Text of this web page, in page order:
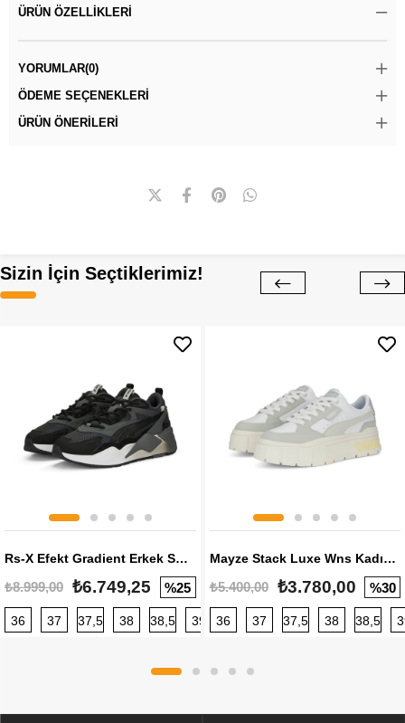
ÜRÜN ÖZELLIKLERI
YORUMLAR(0)
ÖDEME SEÇENEKLERI
ÜRÜN ÖNERILERI
Sizin İçin Seçtiklerimiz!
Rs-X Efekt Gradient Erkek Sneaker
₺8.999,00 ₺6.749,25 %25
36 37 37,5 38 38,5 39 40 40,5 41 42 42,5
Mayze Stack Luxe Wns Kadın Sneaker
₺5.400,00 ₺3.780,00 %30
36 37 37,5 38 38,5